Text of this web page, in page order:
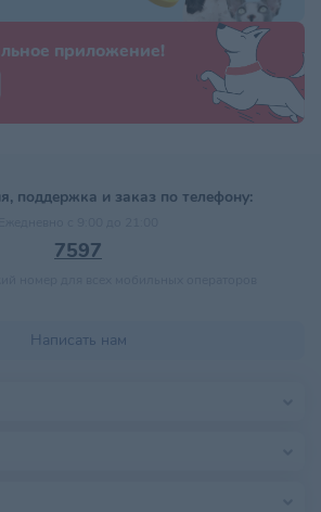
приложение!
поддержка и заказ по телефону:
7597
Написать нам